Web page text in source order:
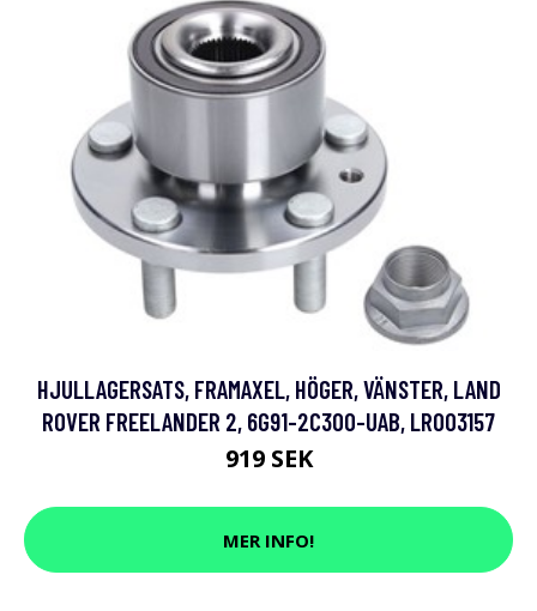
HJULLAGERSATS, FRAMAXEL, HÖGER, VÄNSTER, LAND
ROVER FREELANDER 2, 6G91-2C300-UAB, LR003157
919 SEK
MER INFO!